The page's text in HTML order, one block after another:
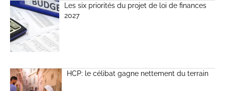
Les six priorités du projet de loi de finances
2027
HCP: le célibat gagne nettement du terrain